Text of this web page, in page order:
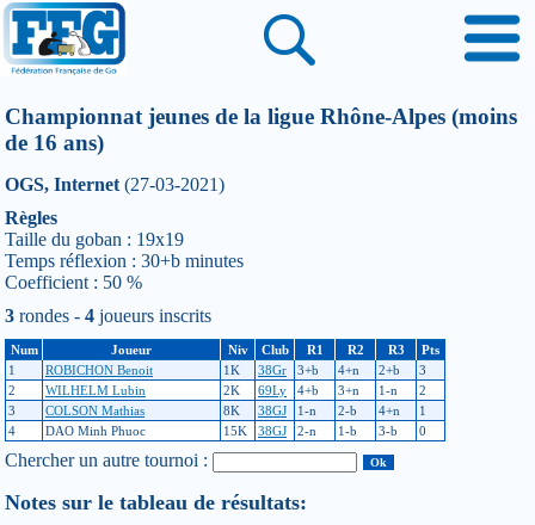
Championnat jeunes de la ligue Rhône-Alpes (moins
de 16 ans)
OGS, Internet (27-03-2021)
Règles
Taille du goban : 19x19
Temps réflexion : 30+b minutes
Coefficient : 50 %
3 rondes - 4 joueurs inscrits
Num Joueur Niv Club R1 R2 R3
Pts
1
ROBICHON Benoit 1K 38Gr 3+b 4+n 2+b
3
2
WILHELM Lubin 2K 69Ly 4+b 3+n 1-n
2
3
COLSON Mathias 8K 38GJ 1-n 2-b 4+n
1
4
DAO Minh Phuoc 15K 38GJ 2-n 1-b 3-b 0
Chercher un autre tournoi :
Notes sur le tableau de résultats: